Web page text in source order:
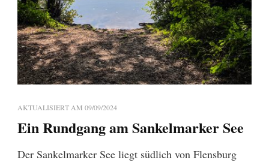
AKTUALISIERT AM 09/09/2024
Ein Rundgang am Sankelmarker See
Der Sankelmarker See liegt südlich von Flensburg